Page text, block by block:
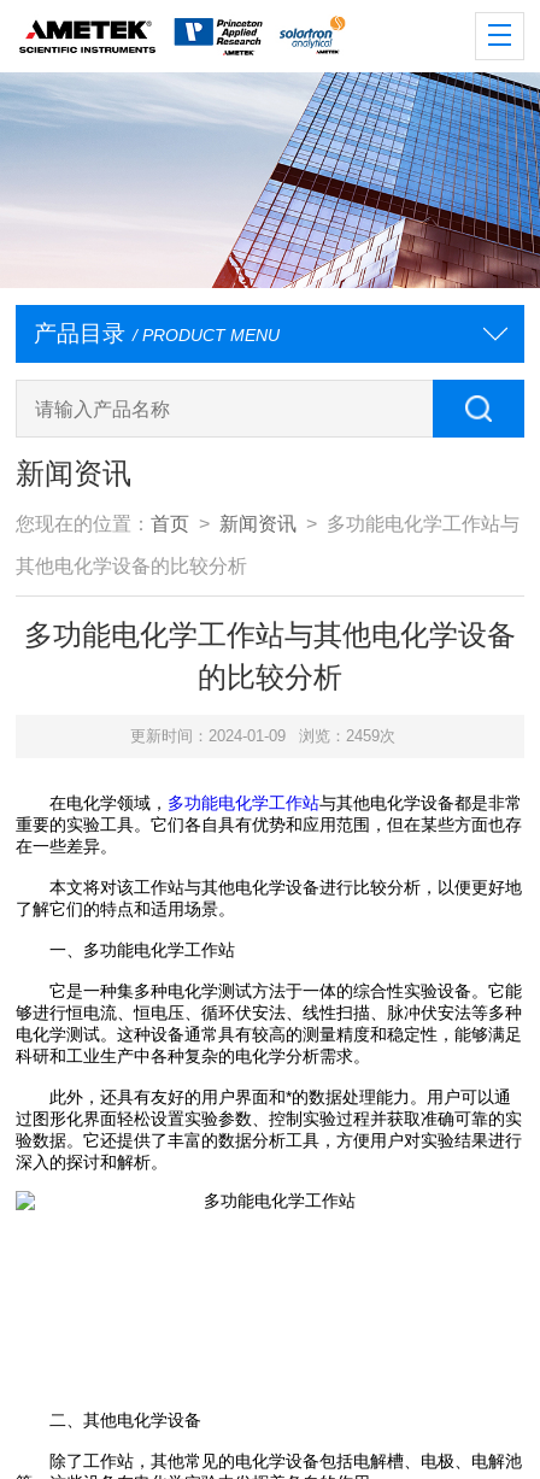
产品目录 / PRODUCT MENU
新闻资讯
您现在的位置：首页 > 新闻资讯 > 多功能电化学工作站与
其他电化学设备的比较分析
多功能电化学工作站与其他电化学设备
的比较分析
更新时间：2024-01-09 浏览：2459次
在电化学领域， 多功能电化学工作站与其他电化学设备都是非常
重要的实验工具。它们各自具有优势和应用范围，但在某些方面也存
在一些差异。
本文将对该工作站与其他电化学设备进行比较分析，以便更好地
了解它们的特点和适用场景。
一、多功能电化学工作站
它是一种集多种电化学测试方法于一体的综合性实验设备。它能
够进行恒电流、恒电压、循环伏安法、线性扫描、脉冲伏安法等多种
电化学测试。这种设备通常具有较高的测量精度和稳定性，能够满足
科研和工业生产中各种复杂的电化学分析需求。
此外，还具有友好的用户界面和*的数据处理能力。用户可以通
过图形化界面轻松设置实验参数、控制实验过程并获取准确可靠的实
验数据。它还提供了丰富的数据分析工具，方便用户对实验结果进行
深入的探讨和解析。
二、其他电化学设备
除了工作站，其他常见的电化学设备包括电解槽、电极、电解池